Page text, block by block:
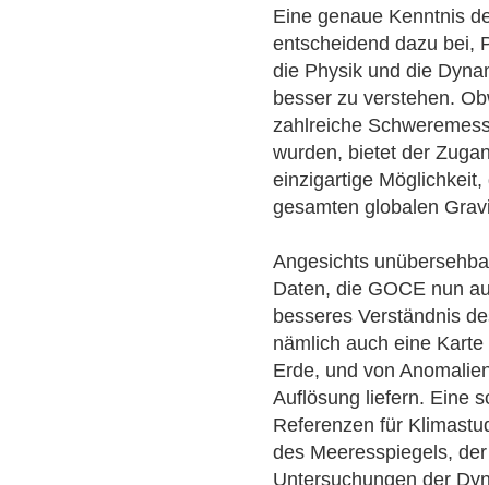
Eine genaue Kenntnis
entscheidend dazu bei,
die Physik und die
besser zu verstehen.
zahlreiche
wurden, bietet der
einzigartige
gesamten globalen
Angesichts
Daten, die GOCE nun
besseres Verständnis
nämlich auch eine
Erde, und von
Auflösung liefern. Eine
Referenzen für
des Meeresspiegels,
Untersuchungen der